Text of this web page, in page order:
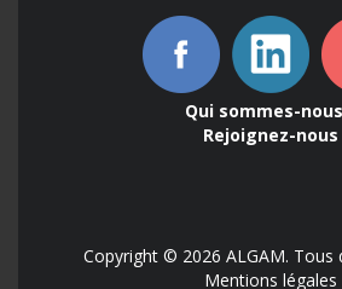
Qui sommes-
Rejoignez-nous
Copyright © 2026 ALGAM. Tous
Mentions légales